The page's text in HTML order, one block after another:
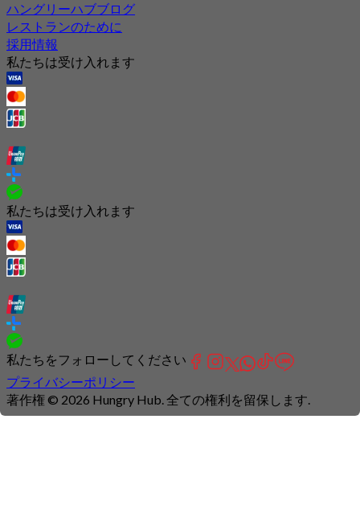
ハングリーハブブログ
レストランのために
採用情報
私たちは受け入れます
私たちは受け入れます
私たちをフォローしてください
プライバシーポリシー
著作権 © 2026 Hungry Hub. 全ての権利を留保します.
Connection